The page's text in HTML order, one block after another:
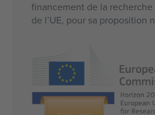
financement de la recherche
de l’UE, pour sa proposition